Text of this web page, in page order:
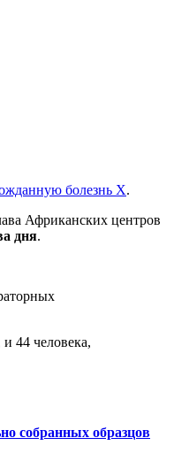
болезнь Х.
Африканских центров
дня.
44 человека,
собранных образцов